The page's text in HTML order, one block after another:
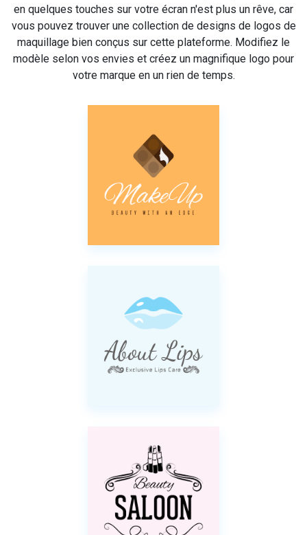
en quelques touches sur votre écran n'est plus un rêve, car
vous pouvez trouver une collection de designs de logos de
maquillage bien conçus sur cette plateforme. Modifiez le
modèle selon vos envies et créez un magnifique logo pour
votre marque en un rien de temps.